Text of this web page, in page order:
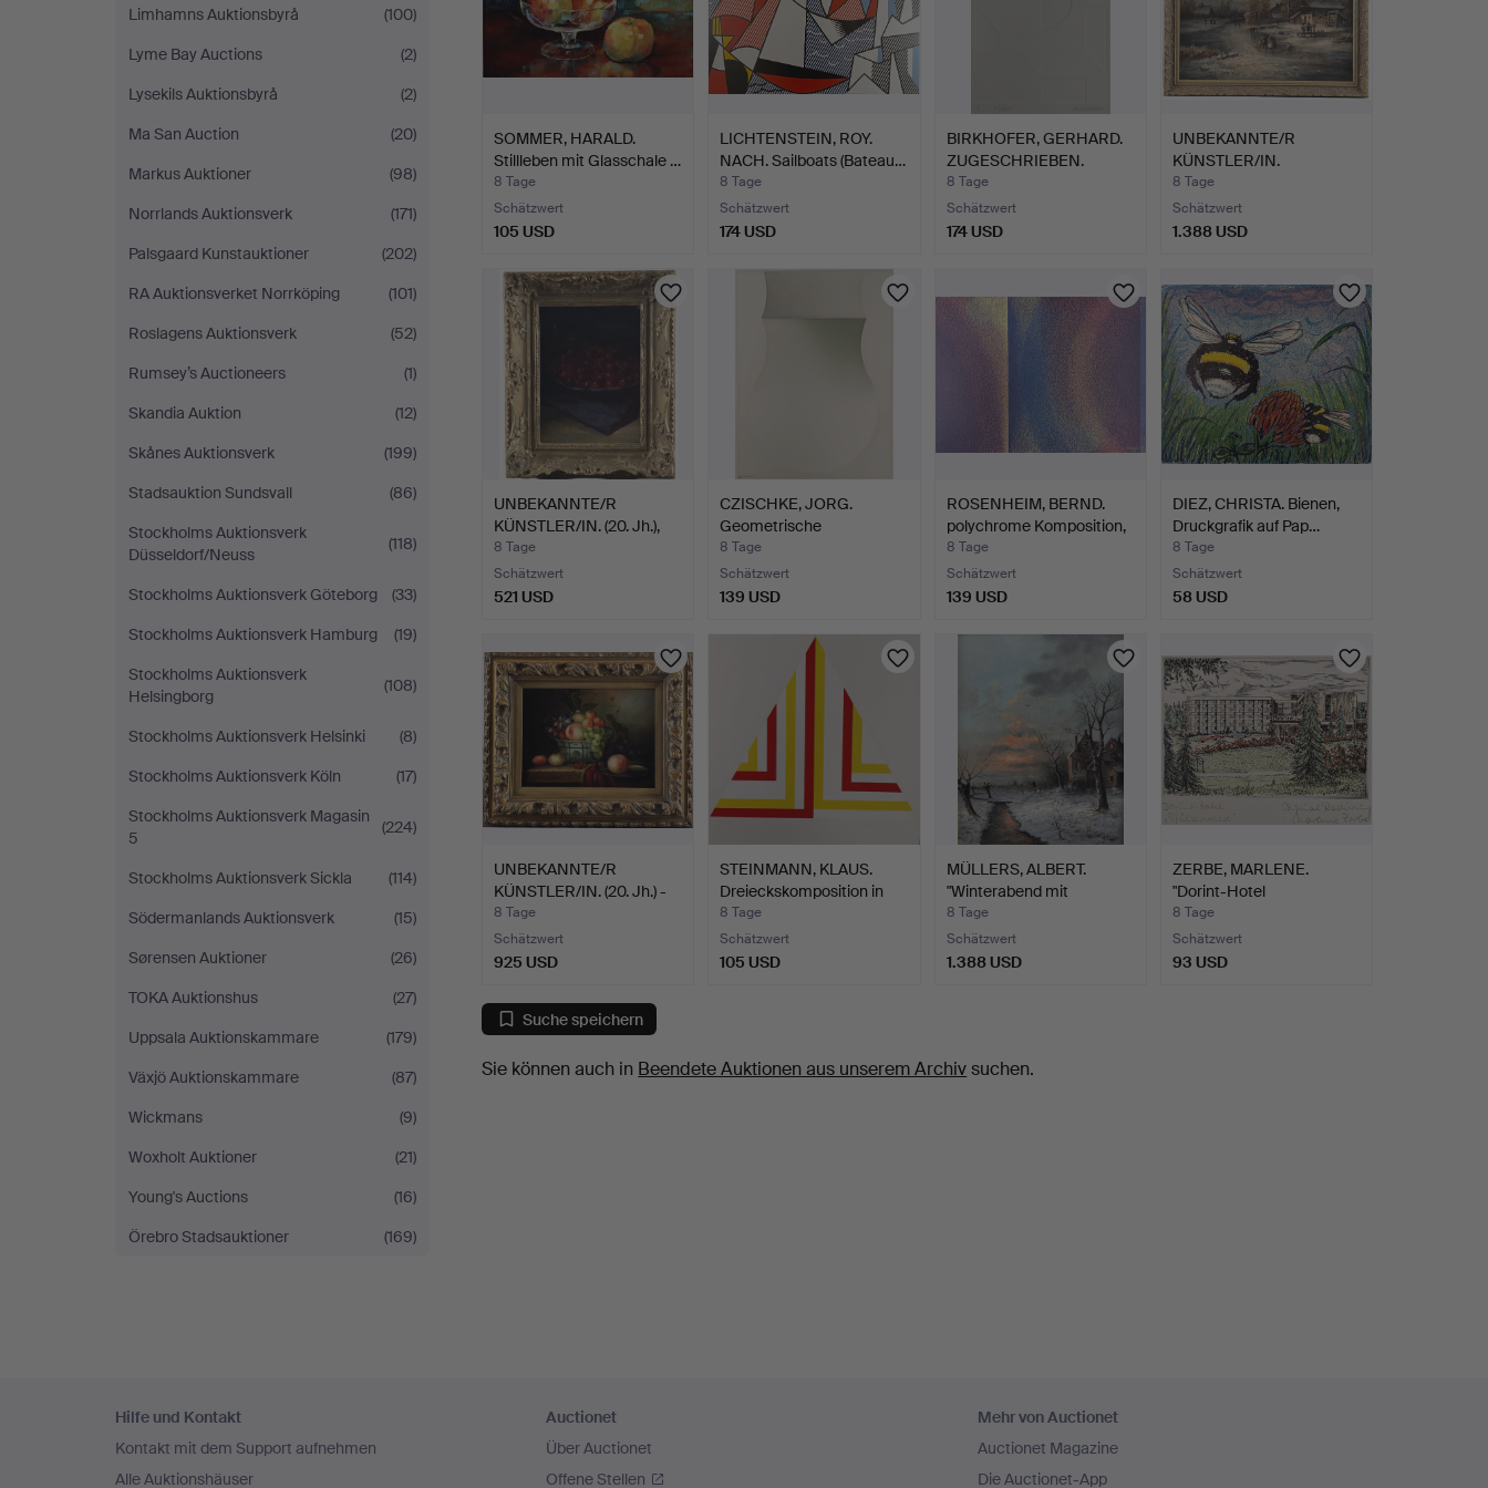
Limhamns Auktionsbyrå
(100)
Lyme Bay Auctions
(2)
Lysekils Auktionsbyrå
(2)
Ma San Auction
(20)
Markus Auktioner
(98)
Norrlands Auktionsverk
(171)
Palsgaard Kunstauktioner
(202)
RA Auktionsverket Norrköping
(101)
Roslagens Auktionsverk
(52)
Rumsey’s Auctioneers
(1)
Skandia Auktion
(12)
Skånes Auktionsverk
(199)
Stadsauktion Sundsvall
(86)
Stockholms Auktionsverk
Düsseldorf/Neuss
(118)
Stockholms Auktionsverk Göteborg
(33)
Stockholms Auktionsverk Hamburg
(19)
Stockholms Auktionsverk
Helsingborg
(108)
Stockholms Auktionsverk Helsinki
(8)
Stockholms Auktionsverk Köln
(17)
Stockholms Auktionsverk Magasin
5
(224)
Stockholms Auktionsverk Sickla
(114)
Södermanlands Auktionsverk
(15)
Sørensen Auktioner
(26)
TOKA Auktionshus
(27)
Uppsala Auktionskammare
(179)
Växjö Auktionskammare
(87)
Wickmans
(9)
Woxholt Auktioner
(21)
Young's Auctions
(16)
Örebro Stadsauktioner
(169)
SOMMER, HARALD.
Stillleben mit Glasschale …
8 Tage
Schätzwert
105 USD
LICHTENSTEIN, ROY.
NACH. Sailboats (Bateau…
8 Tage
Schätzwert
174 USD
BIRKHOFER, GERHARD.
ZUGESCHRIEBEN.
Geometr…
8 Tage
Schätzwert
174 USD
UNBEKANNTE/R
KÜNSTLER/IN.
Winterlandschaft…
8 Tage
Schätzwert
1.388 USD
UNBEKANNTE/R
KÜNSTLER/IN. (20. Jh.),
Still…
8 Tage
Schätzwert
521 USD
CZISCHKE, JORG.
Geometrische
Komposition i…
8 Tage
Schätzwert
139 USD
ROSENHEIM, BERND.
polychrome Komposition,
…
8 Tage
Schätzwert
139 USD
DIEZ, CHRISTA. Bienen,
Druckgrafik auf Pap…
8 Tage
Schätzwert
58 USD
UNBEKANNTE/R
KÜNSTLER/IN. (20. Jh.) -
Obst…
8 Tage
Schätzwert
925 USD
STEINMANN, KLAUS.
Dreieckskomposition in
G…
8 Tage
Schätzwert
105 USD
MÜLLERS, ALBERT.
"Winterabend mit
untergeh…
8 Tage
Schätzwert
1.388 USD
ZERBE, MARLENE.
"Dorint-Hotel
'Pfälzerwald…
8 Tage
Schätzwert
93 USD
Suche speichern
Sie können auch in Beendete Auktionen aus unserem Archivsuchen.
Navigation
Hilfe und Kontakt
Kontakt mit dem Support aufnehmen
Alle Auktionshäuser
Auctionet
Über Auctionet
Offene Stellen
Mehr von Auctionet
Auctionet Magazine
Die Auctionet-App